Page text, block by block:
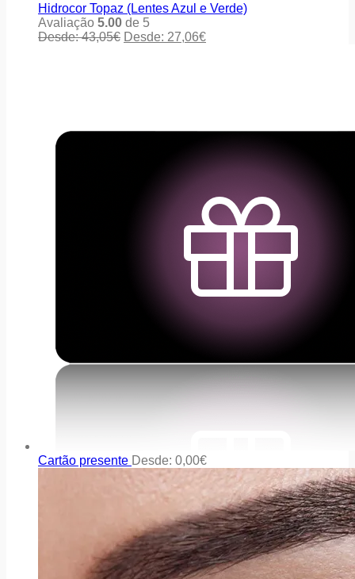
Hidrocor Topaz (Lentes Azul e Verde)
Avaliação 5.00 de 5
Desde:43,05€ Desde: 27,06€
Cartão presente Desde: 0,00€